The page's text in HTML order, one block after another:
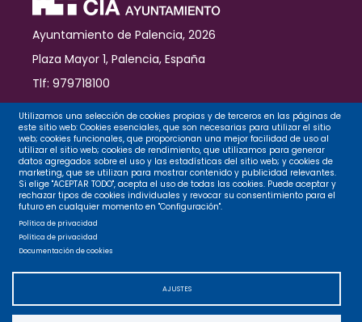
Ayuntamiento de Palencia, 2026
Plaza Mayor 1, Palencia, España
Tlf: 979718100
Contacto
Legal
Privacidad
Accesibilidad
Utilizamos una selección de cookies propias y de terceros en las páginas de
este sitio web: Cookies esenciales, que son necesarias para utilizar el sitio
web; cookies funcionales, que proporcionan una mejor facilidad de uso al
utilizar el sitio web; cookies de rendimiento, que utilizamos para generar
datos agregados sobre el uso y las estadísticas del sitio web; y cookies de
marketing, que se utilizan para mostrar contenido y publicidad relevantes.
Si elige "ACEPTAR TODO", acepta el uso de todas las cookies. Puede aceptar y
rechazar tipos de cookies individuales y revocar su consentimiento para el
futuro en cualquier momento en "Configuración".
Política de privacidad
Política de privacidad
Documentación de cookies
AJUSTES